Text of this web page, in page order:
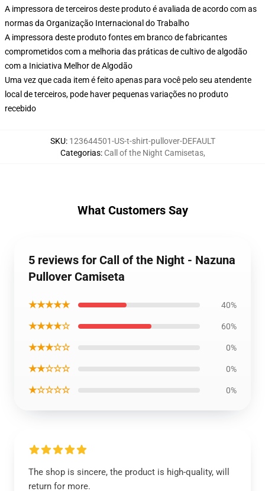
A impressora de terceiros deste produto é avaliada de acordo com as
normas da Organização Internacional do Trabalho
A impressora deste produto fontes em branco de fabricantes
comprometidos com a melhoria das práticas de cultivo de algodão
com a Iniciativa Melhor de Algodão
Uma vez que cada item é feito apenas para você pelo seu atendente
local de terceiros, pode haver pequenas variações no produto
recebido
SKU: 123644501-US-t-shirt-pullover-DEFAULT
Categorias: Call of the Night Camisetas,
What Customers Say
5 reviews for Call of the Night - Nazuna
Pullover Camiseta
★★★★★ 40%
★★★★☆ 60%
★★★☆☆ 0%
★★☆☆☆ 0%
★☆☆☆☆ 0%
The shop is sincere, the product is high-quality, will
return for more.